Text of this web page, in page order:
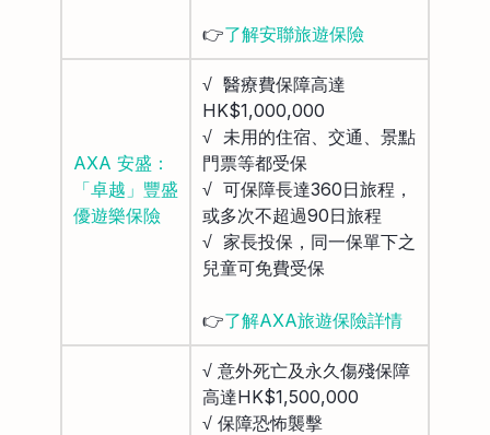
👉了解安聯旅遊保險
AXA 安盛：
「卓越」豐盛
優遊樂保險
√ 醫療費保障高達
HK$1,000,000
√ 未用的住宿、交通、景點
門票等都受保
√ 可保障長達360日旅程，
或多次不超過90日旅程
√ 家長投保，同一保單下之
兒童可免費受保
👉了解AXA旅遊保險詳情
√ 意外死亡及永久傷殘保障
高達HK$1,500,000
√ 保障恐怖襲擊